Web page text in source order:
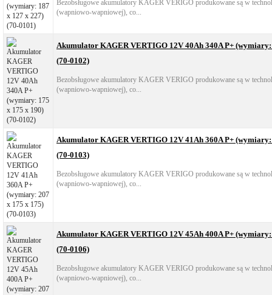
Bezobsługowe akumulatory KAGER VERIGO produkowane są w
(wapniowo-wapniowej), co...
Akumulator KAGER VERTIGO 12V 40Ah 340A P+ (wymiary:
(70-0102)
Bezobsługowe akumulatory KAGER VERIGO produkowane są w
(wapniowo-wapniowej), co...
Akumulator KAGER VERTIGO 12V 41Ah 360A P+ (wymiary:
(70-0103)
Bezobsługowe akumulatory KAGER VERIGO produkowane są w
(wapniowo-wapniowej), co...
Akumulator KAGER VERTIGO 12V 45Ah 400A P+ (wymiary:
(70-0106)
Bezobsługowe akumulatory KAGER VERIGO produkowane są w
(wapniowo-wapniowej), co...